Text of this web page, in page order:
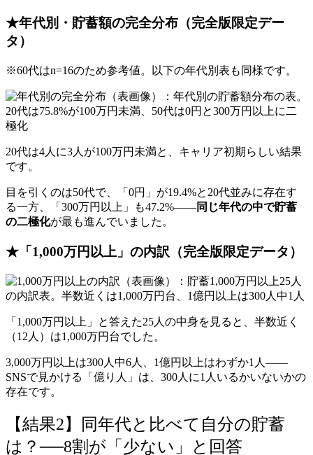
★年代別・貯蓄額の完全分布（完全版限定デー
タ）
※60代はn=16のため参考値。以下の年代別表も同様です。
20代は4人に3人が100万円未満と、キャリア初期らしい結果
です。
目を引くのは50代で、「0円」が19.4%と20代並みに存在す
る一方、「300万円以上」も47.2%——同じ年代の中で貯蓄
の二極化が最も進んでいました。
★「1,000万円以上」の内訳（完全版限定データ）
「1,000万円以上」と答えた25人の中身を見ると、半数近く
（12人）は1,000万円台でした。
3,000万円以上は300人中6人、1億円以上はわずか1人——
SNSで見かける「億り人」は、300人に1人いるかいないかの
存在です。
【結果2】同年代と比べて自分の貯蓄
は？──8割が「少ない」と回答